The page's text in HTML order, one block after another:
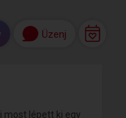
Üzenj
most lépett ki egy